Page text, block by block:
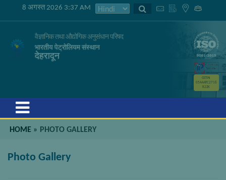
8 अगस्त 2026 3:37 AM
वैज्ञानिक तथा औद्योगिक अनुसंधान परिषद
भारतीय पेट्रोलियम संस्थान
देहरादून
GSTIN
05AAATC2716
R2ZK
HOME » PHOTO GALLERY
Photo Gallery